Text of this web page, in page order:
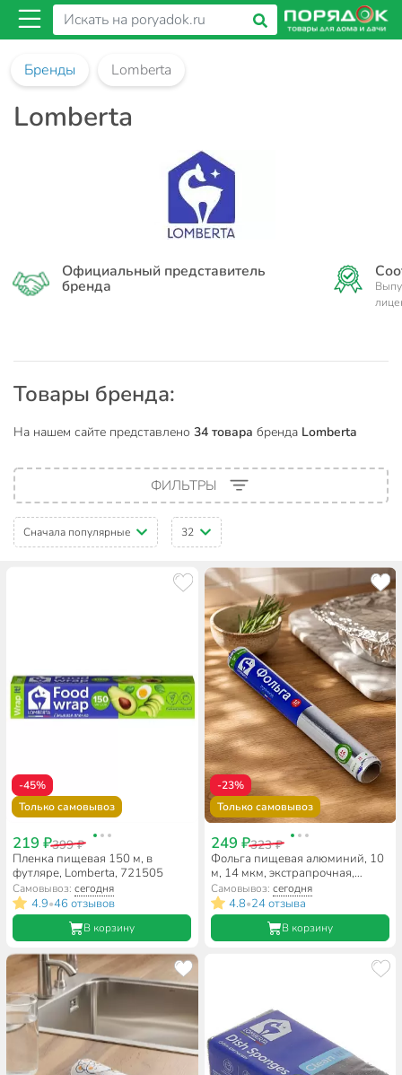
Бренды Lomberta
Lomberta
Официальный представитель
бренда
Товары бренда:
На нашем сайте представлено 34 товара бренда Lomberta
ФИЛЬТРЫ
Сначала популярные 32
-45%
Только самовывоз
219 ₽399 ₽
Пленка пищевая 150 м, в
футляре, Lomberta, 721505
Самовывоз:сегодня
4.9•46 отзывов
В корзину
-23%
Только самовывоз
249 ₽323 ₽
Фольга пищевая алюминий, 10
м, 14 мкм, экстрапрочная,
Lomberta, 721109
Самовывоз: сегодня
4.8•24 отзыва
В корзину